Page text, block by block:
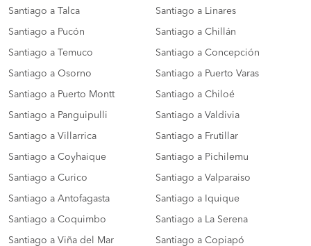
Santiago a Talca Santiago a Linares
Santiago a Pucón Santiago a Chillán
Santiago a Temuco Santiago a Concepción
Santiago a Osorno Santiago a Puerto Varas
Santiago a Puerto Montt Santiago a Chiloé
Santiago a Panguipulli Santiago a Valdivia
Santiago a Villarrica Santiago a Frutillar
Santiago a Coyhaique Santiago a Pichilemu
Santiago a Curico Santiago a Valparaiso
Santiago a Antofagasta Santiago a Iquique
Santiago a Coquimbo Santiago a La Serena
Santiago a Viña del Mar Santiago a Copiapó